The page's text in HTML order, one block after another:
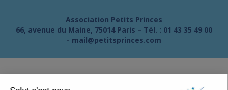
Association Petits Princes
66, avenue du Maine, 75014 Paris – Tél. : 01 43 35 49 00
- mail@petitsprinces.com